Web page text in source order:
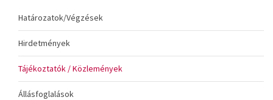
Határozatok/Végzések
Hirdetmények
Tájékoztatók / Közlemények
Állásfoglalások